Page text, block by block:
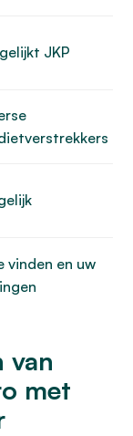
JKP
en uw
van
met